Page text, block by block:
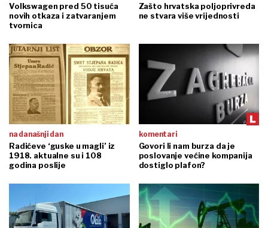
Volkswagen pred 50 tisuća
novih otkaza i zatvaranjem
tvornica
Zašto hrvatska poljoprivreda
ne stvara više vrijednosti
na današnji dan
Radićeve ‘guske u magli’ iz
1918. aktualne su i 108
godina poslije
komentari
Govori li nam burza da je
poslovanje većine kompanija
dostiglo plafon?